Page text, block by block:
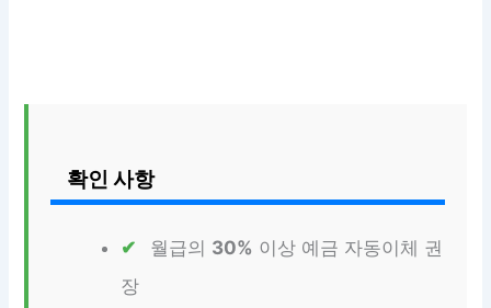
확인 사항
월급의 30% 이상 예금 자동이체 권
장